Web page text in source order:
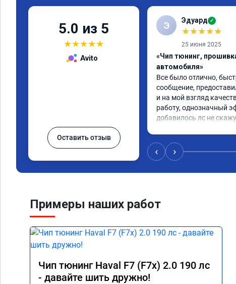
5.0 из 5
★★★★★
Avito
Оставить отзыв
Э Эдуард ✓
★★★★★
25 июня 2025
«Чип тюнинг,
автомобиля»
Все было отлично,
сообщение,
и на мой взгляд
работу, однозначный
добавилось лс не скажу
‹ ›
Примеры наших работ
Чип тюнинг Haval F7 (F7x) 2.0 190 лс
- давайте шить дружно!